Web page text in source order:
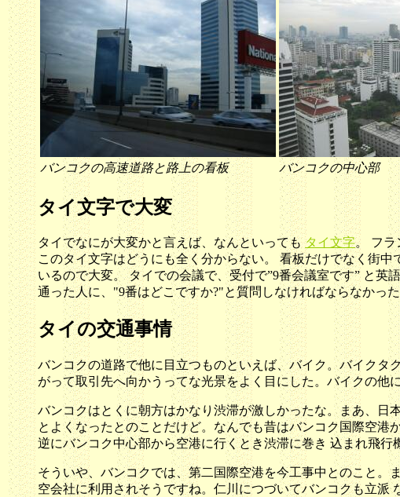
バンコクの高速道路と路上の看板 バンコクの中心部
タイ文字で大変
タイでなにが大変かと言えば、なんといってもタイ文字。 フラ
このタイ文字はどうにも全く分からない。 看板だけでなく街
いるので大変。 タイでの会議で、受付で”9番会議室です” と
通った人に、"9番はどこですか?"と質問しなければならなかっ
タイの交通事情
バンコクの道路で他に目立つものといえば、バイク。バイクタ
がって取引先へ向かうってな光景をよく目にした。バイクの他
バンコクはとくに朝方はかなり渋滞が激しかったな。まあ、日
とよくなったとのことだけど。なんでも昔はバンコク国際空港
逆にバンコク中心部から空港に行くとき渋滞に巻き 込まれ飛行
そういや、バンコクでは、第二国際空港を今工事中とのこと
空会社に利用されそうですね。仁川につづいてバンコクも立派